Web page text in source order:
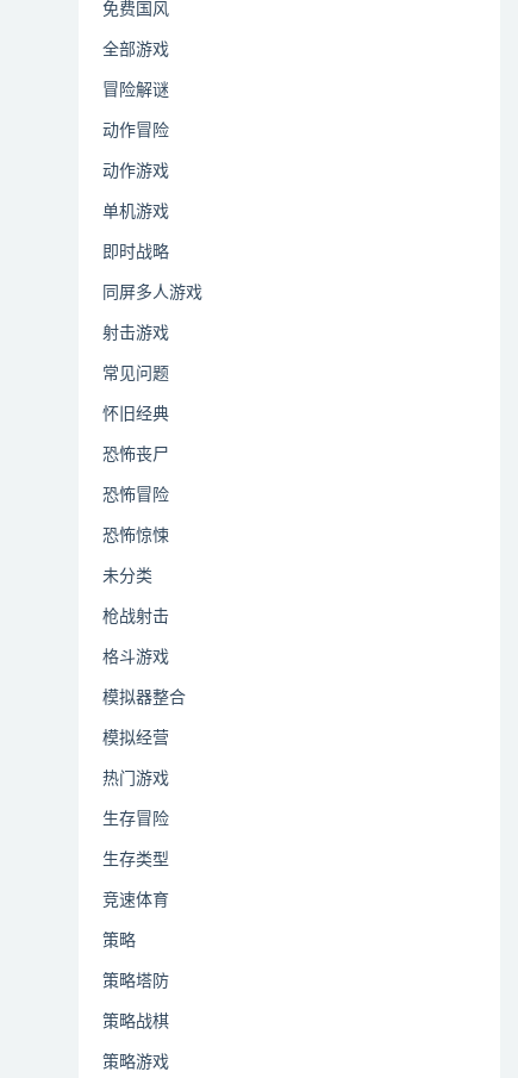
免费国风
全部游戏
冒险解谜
动作冒险
动作游戏
单机游戏
即时战略
同屏多人游戏
射击游戏
常见问题
怀旧经典
恐怖丧尸
恐怖冒险
恐怖惊悚
未分类
枪战射击
格斗游戏
模拟器整合
模拟经营
热门游戏
生存冒险
生存类型
竞速体育
策略
策略塔防
策略战棋
策略游戏